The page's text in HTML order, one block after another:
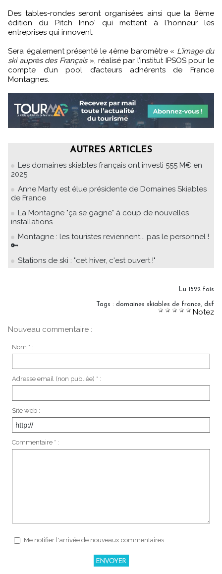
Des tables-rondes seront organisées ainsi que la 8ème
édition du Pitch Inno' qui mettent à l'honneur les
entreprises qui innovent.
Sera également présenté le 4ème baromètre « L’image du
ski auprès des Français », réalisé par l’institut IPSOS pour le
compte d’un pool d’acteurs adhérents de France
Montagnes.
AUTRES ARTICLES
Les domaines skiables français ont investi 555 M€ en
2025
Anne Marty est élue présidente de Domaines Skiables
de France
La Montagne "ça se gagne" à coup de nouvelles
installations
Montagne : les touristes reviennent... pas le personnel !
🔑
Stations de ski : "cet hiver, c'est ouvert !"
Lu 1522 fois
Tags : domaines skiables de france, dsf
Notez
Nouveau commentaire :
Nom * :
Adresse email (non publiée) * :
Site web :
Commentaire * :
Me notifier l'arrivée de nouveaux commentaires